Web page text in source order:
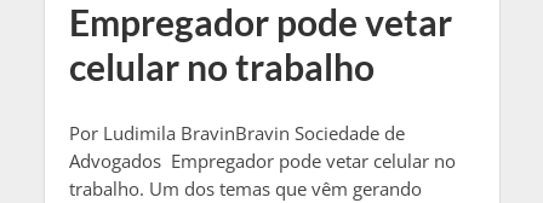
Empregador pode vetar
celular no trabalho
Por Ludimila BravinBravin Sociedade de
Advogados Empregador pode vetar celular no
trabalho. Um dos temas que vêm gerando